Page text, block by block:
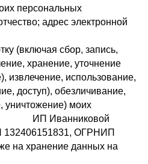
персональных
адрес электронной
(включая сбор, запись,
хранение, уточнение
извлечение, использование,
доступ), обезличивание,
уничтожение) моих
ИП Иванниковой
132406151831, ОГРНИП
на хранение данных на